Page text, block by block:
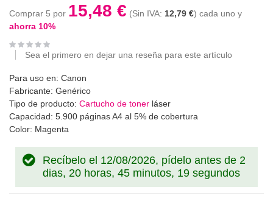
Comprar 5 por 15,48 € 12,79 € cada uno y
ahorra 10%
Sea el primero en dejar una reseña para este artículo
Para uso en: Canon
Fabricante: Genérico
Tipo de producto: Cartucho de toner láser
Capacidad: 5.900 páginas A4 al 5% de cobertura
Color: Magenta
Recíbelo el 12/08/2026, pídelo antes de 2
dias, 20 horas, 45 minutos, 19 segundos